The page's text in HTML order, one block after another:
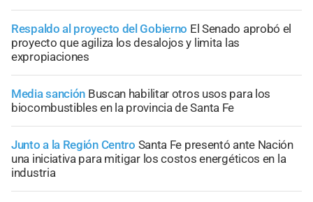
Respaldo al proyecto del Gobierno El Senado aprobó el
proyecto que agiliza los desalojos y limita las
expropiaciones
Media sanción Buscan habilitar otros usos para los
biocombustibles en la provincia de Santa Fe
Junto a la Región Centro Santa Fe presentó ante Nación
una iniciativa para mitigar los costos energéticos en la
industria